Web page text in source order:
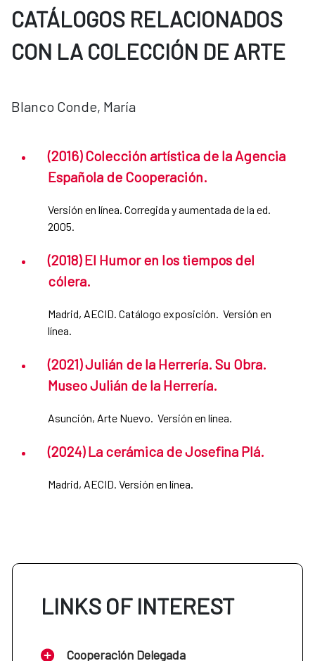
CATÁLOGOS RELACIONADOS
CON LA COLECCIÓN DE ARTE
Blanco Conde, María
(2016) Colección artística de la Agencia
Española de Cooperación.
Versión en línea. Corregida y aumentada de la ed.
2005.
(2018) El Humor en los tiempos del
cólera.
Madrid, AECID. Catálogo exposición. Versión en
línea.
(2021) Julián de la Herrería. Su Obra.
Museo Julián de la Herrería.
Asunción, Arte Nuevo. Versión en línea.
(2024) La cerámica de Josefina Plá.
Madrid, AECID. Versión en línea.
LINKS OF INTEREST
Cooperación Delegada